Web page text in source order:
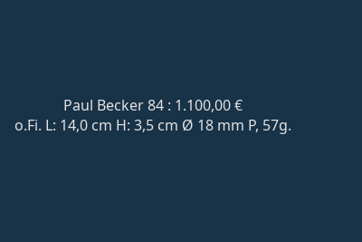
Paul Becker 84 : 1.100,00 €
o.Fi. L: 14,0 cm H: 3,5 cm Ø 18 mm P, 57g.